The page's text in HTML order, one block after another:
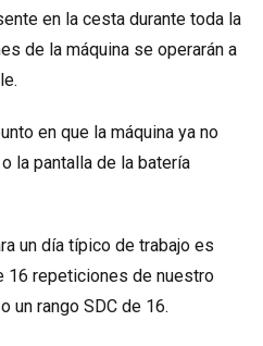
en la cesta durante toda la
de la máquina se operarán a
en que la máquina ya no
la pantalla de la batería
un día típico de trabajo es
16 repeticiones de nuestro
un rango SDC de 16.